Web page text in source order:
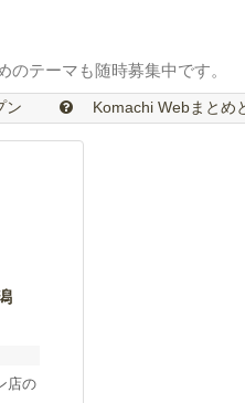
テーマも随時募集中です。
ン Komachi Webまとめ
店の